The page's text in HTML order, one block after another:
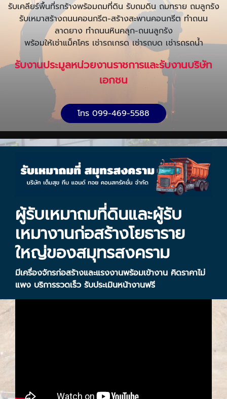
รับเคลียร์พื้นที่รกร้างพร้อมถมที่ดิน รับถมดิน ถมทราย ถมลูกรัง
รับเหมาสร้างถนนคอนกรีต-สร้างสะพานคอนกรีต ทำถนน
ลาดยาง ทำถนนหินคลุก-ถนนลูกรัง
พร้อมให้เช่าแม็คโคร เช่ารถเกรด เช่ารถบด เช่ารถรถน้ำ
รับงานประมูลหน่วยงานราชการและรับงานบริษัท
เอกชน
โทร 099-469-5588
ผู้รับเหมาถมที่ดินและผู้รับ
เหมางานก่อสร้างโยธาราย
ใหญ่ของสมุทรสงคราม
มีเครื่องจักรก่อสร้างและแรงงานพร้อมเข้างาน คิดราคาไม่
แพง บริการรวดเร็ว รับประเมินหน้างานฟรี